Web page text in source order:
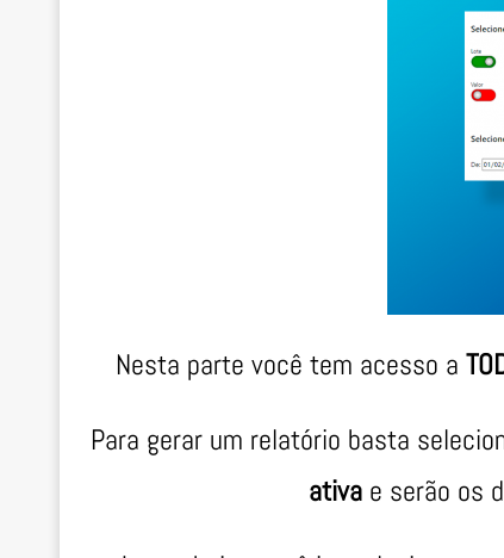
Nesta parte você tem acesso a
Para gerar um relatório basta
ativa e serão os